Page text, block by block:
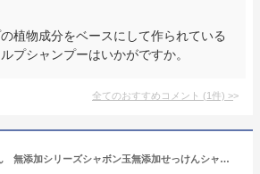
植物成分をベースにして作られている
プシャンプーはいかがですか。
全てのおすすめコメント (1件) >
シャボン玉石けん 無添加シリーズシャボン玉無添加せっけんシャンプー 泡タイプ＜本体＞ 520ml